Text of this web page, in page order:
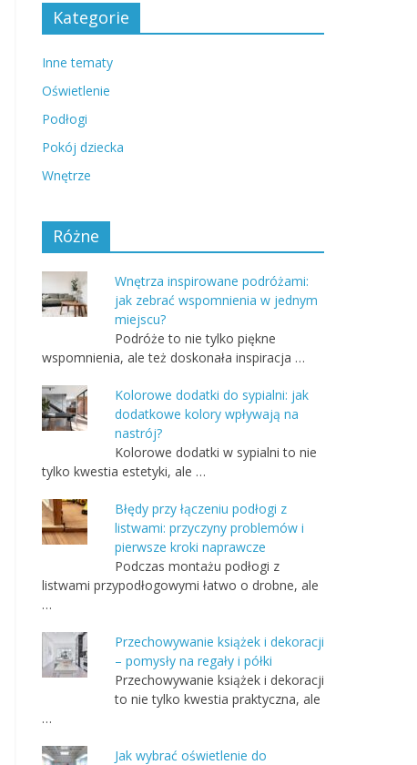
Kategorie
Inne tematy
Oświetlenie
Podłogi
Pokój dziecka
Wnętrze
Różne
Wnętrza inspirowane podróżami:
jak zebrać wspomnienia w jednym
miejscu?
Podróże to nie tylko piękne
wspomnienia, ale też doskonała inspiracja …
Kolorowe dodatki do sypialni: jak
dodatkowe kolory wpływają na
nastrój?
Kolorowe dodatki w sypialni to nie
tylko kwestia estetyki, ale …
Błędy przy łączeniu podłogi z
listwami: przyczyny problemów i
pierwsze kroki naprawcze
Podczas montażu podłogi z
listwami przypodłogowymi łatwo o drobne, ale
…
Przechowywanie książek i dekoracji
– pomysły na regały i półki
Przechowywanie książek i dekoracji
to nie tylko kwestia praktyczna, ale
…
Jak wybrać oświetlenie do